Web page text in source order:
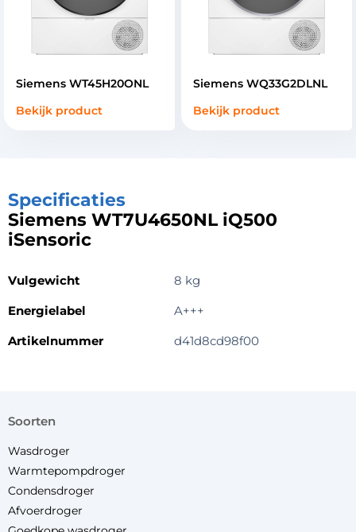
Siemens WT45H20ONL
Bekijk product
Siemens WQ33G2DLNL
Bekijk product
Specificaties
Siemens WT7U4650NL iQ500
iSensoric
Vulgewicht
8 kg
Energielabel
A+++
Artikelnummer
d41d8cd98f00
soorten
Wasdroger
Warmtepompdroger
Condensdroger
Afvoerdroger